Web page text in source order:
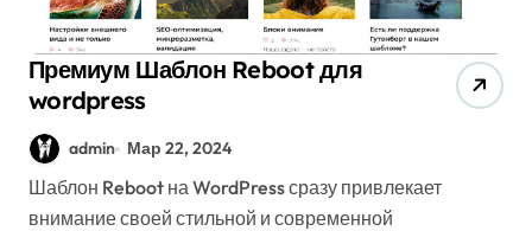
Премиум Шаблон Reboot для
wordpress
admin Мар 22, 2024
Шаблон Reboot на WordPress сразу привлекает
внимание своей стильной и современной